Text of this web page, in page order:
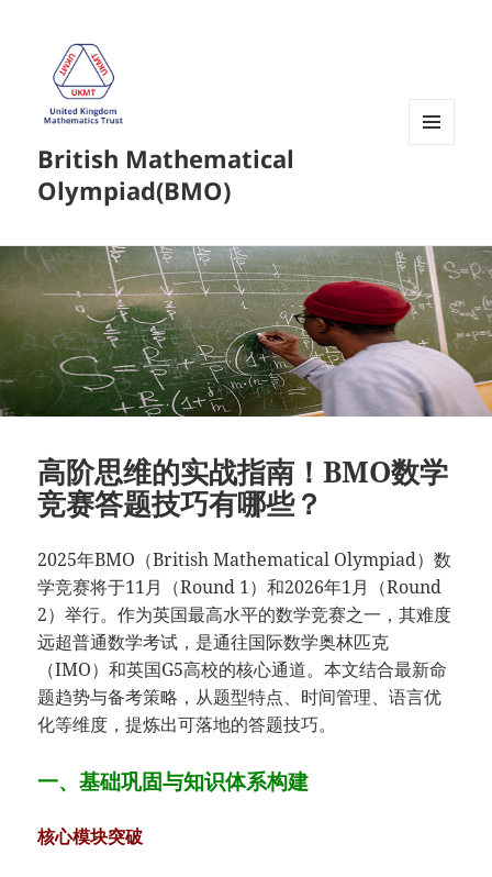
British Mathematical
Olympiad(BMO)
高阶思维的实战指南！BMO数学
竞赛答题技巧有哪些？
2025年BMO（British Mathematical Olympiad）数
学竞赛将于11月（Round 1）和2026年1月（Round
2）举行。作为英国最高水平的数学竞赛之一，其难度
远超普通数学考试，是通往国际数学奥林匹克
（IMO）和英国G5高校的核心通道。本文结合最新命
题趋势与备考策略，从题型特点、时间管理、语言优
化等维度，提炼出可落地的答题技巧。
一、基础巩固与知识体系构建
核心模块突破